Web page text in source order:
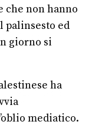
che non hanno
palinsesto ed
giorno si
ha
mediatico.